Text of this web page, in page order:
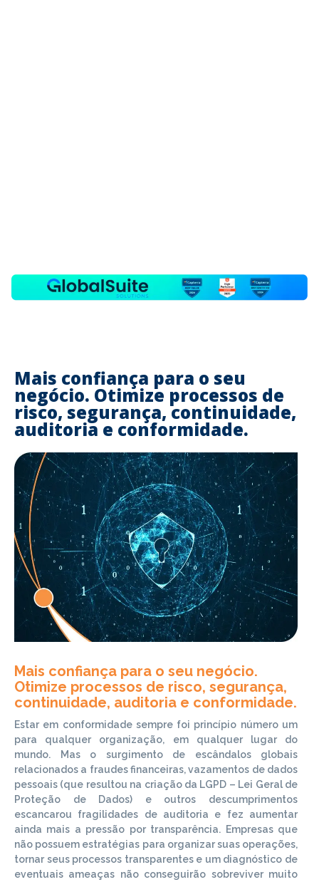
Mais confiança para o seu
negócio. Otimize processos de
risco, segurança, continuidade,
auditoria e conformidade.
Mais confiança para o seu negócio.
Otimize processos de risco, segurança,
continuidade, auditoria e conformidade.
Estar em conformidade sempre foi princípio número um
para qualquer organização, em qualquer lugar do
mundo. Mas o surgimento de escândalos globais
relacionados a fraudes financeiras, vazamentos de dados
pessoais (que resultou na criação da LGPD – Lei Geral de
Proteção de Dados) e outros descumprimentos
escancarou fragilidades de auditoria e fez aumentar
ainda mais a pressão por transparência. Empresas que
não possuem estratégias para organizar suas operações,
tornar seus processos transparentes e um diagnóstico de
eventuais ameaças não conseguirão sobreviver muito